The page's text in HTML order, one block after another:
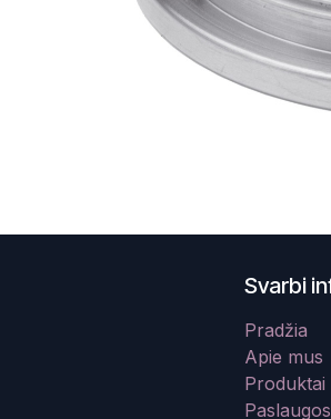
Svarbi
Pradžia
Apie mus
Produktai
Paslaugos